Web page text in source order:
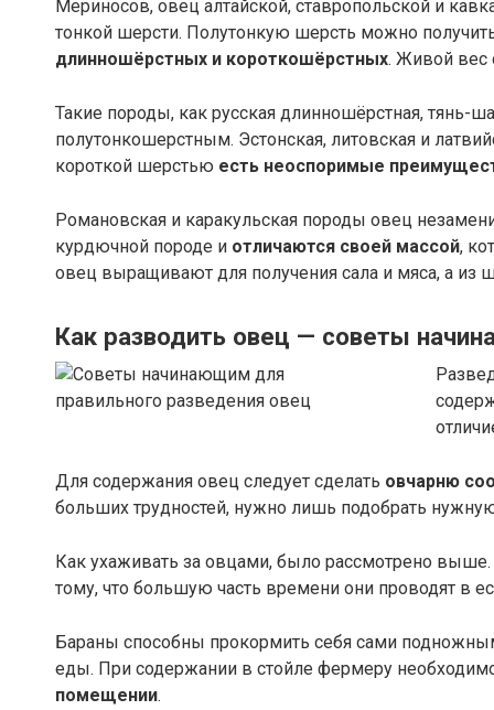
Мериносов, овец алтайской, ставропольской и
тонкой шерсти. Полутонкую шерсть можно
длинношёрстных и короткошёрстных. Живой вес
Такие породы, как русская длинношёрстная, тянь-
полутонкошерстным. Эстонская, литовская и
короткой шерстью есть неоспоримые
Романовская и каракульская породы овец
курдючной породе и отличаются своей массой,
овец выращивают для получения сала и мяса, а из
Как разводить овец — советы
Для содержания овец следует сделать овчарню
больших трудностей, нужно лишь подобрать
Как ухаживать за овцами, было рассмотрено
тому, что большую часть времени они проводят в
Бараны способны прокормить себя сами
еды. При содержании в стойле фермеру
помещении.